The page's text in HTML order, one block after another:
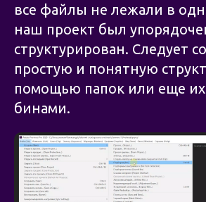
все файлы не лежали в
наш проект был
структурирован. Следует
простую и понятную
помощью папок или еще
бинами.